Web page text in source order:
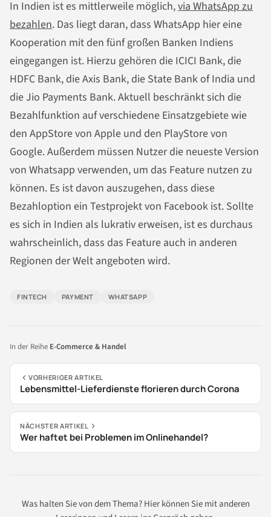
In Indien ist es mittlerweile möglich,via WhatsApp zu
bezahlen. Das liegt daran, dass WhatsApp hier eine
Kooperation mit den fünf großen Banken Indiens
eingegangen ist. Hierzu gehören die ICICI Bank, die
HDFC Bank, die Axis Bank, die State Bank of India und
die Jio Payments Bank. Aktuell beschränkt sich die
Bezahlfunktion auf verschiedene Einsatzgebiete wie
den AppStore von Apple und den PlayStore von
Google. Außerdem müssen Nutzer die neueste Version
von Whatsapp verwenden, um das Feature nutzen zu
können. Es ist davon auszugehen, dass diese
Bezahloption ein Testprojekt von Facebook ist. Sollte
es sich in Indien als lukrativ erweisen, ist es durchaus
wahrscheinlich, dass das Feature auch in anderen
Regionen der Welt angeboten wird.
FINTECH PAYMENT WHATSAPP
In der Reihe E-Commerce & Handel
VORHERIGER ARTIKEL
Lebensmittel-Lieferdienste florieren durch Corona
NÄCHSTER ARTIKEL
Wer haftet bei Problemen im Onlinehandel?
Was halten Sie von dem Thema? Hier können Sie mit anderen